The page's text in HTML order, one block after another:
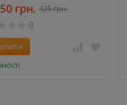
грн. 125 грн.
0